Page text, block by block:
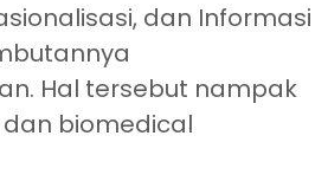
dan Informasi
Hal tersebut nampak
biomedical